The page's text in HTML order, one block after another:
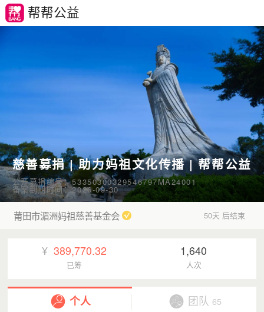
帮帮公益
慈善募捐 | 助力妈祖文化传播 | 帮帮公益
公开募捐编号：53350300329546797MA24001
备案到期时间：2026-09-30
莆田市湄洲妈祖慈善基金会 50天 后结束
¥ 389,770.32
已筹
1,640
人次
个人 团队 65